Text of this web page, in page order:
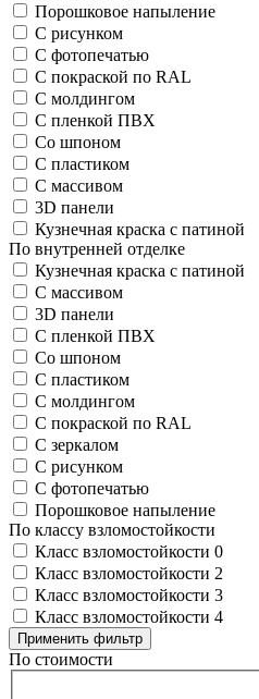
Порошковое напыление
С рисунком
С фотопечатью
С покраской по RAL
С молдингом
С пленкой ПВХ
Со шпоном
С пластиком
С массивом
3D панели
Кузнечная краска с патиной
По внутренней отделке
Кузнечная краска с патиной
С массивом
3D панели
С пленкой ПВХ
Со шпоном
С пластиком
С молдингом
С покраской по RAL
С зеркалом
С рисунком
С фотопечатью
Порошковое напыление
По классу взломостойкости
Класс взломостойкости 0
Класс взломостойкости 2
Класс взломостойкости 3
Класс взломостойкости 4
Применить фильтр
По стоимости